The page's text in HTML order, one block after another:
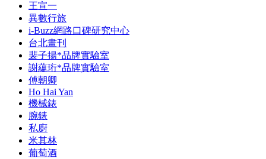
王宣一
異數行旅
i-Buzz網路口碑研究中心
台北畫刊
裴子揚*品牌實驗室
謝蘊珩*品牌實驗室
傅朝卿
Ho Hai Yan
機械錶
腕錶
私廚
米其林
葡萄酒